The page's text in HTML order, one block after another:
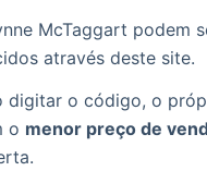
McTaggart podem
através deste site.
digitar o código, o
o menor preço de